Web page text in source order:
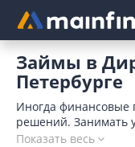
Главное меню
Займы в
Петербурге
Иногда финансовые
решений. Занимать
обращения в банк
Показать весь